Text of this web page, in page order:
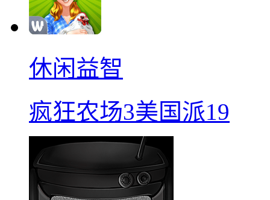
休闲益智
疯狂农场3美国派19